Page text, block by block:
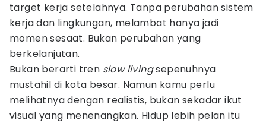
target kerja setelahnya. Tanpa perubahan sistem
kerja dan lingkungan, melambat hanya jadi
momen sesaat. Bukan perubahan yang
berkelanjutan.
Bukan berarti tren slow livingsepenuhnya
mustahil di kota besar. Namun kamu perlu
melihatnya dengan realistis, bukan sekadar ikut
visual yang menenangkan. Hidup lebih pelan itu